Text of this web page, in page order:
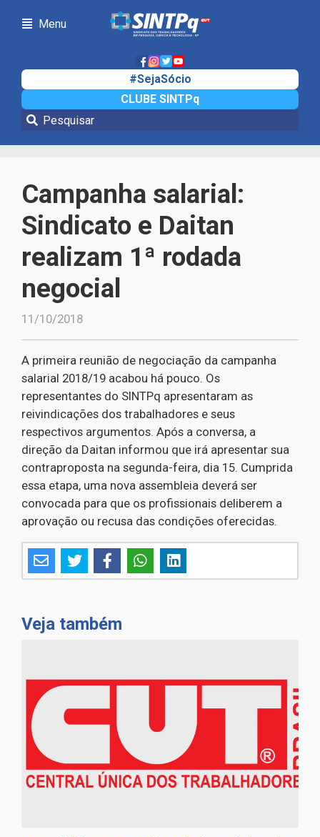
Menu
#SejaSócio
CLUBE SINTPq
Notícias
Campanha salarial:
Sindicato e Daitan
realizam 1ª rodada
negocial
11/10/2018
A primeira reunião de negociação da campanha
salarial 2018/19 acabou há pouco. Os
representantes do SINTPq apresentaram as
reivindicações dos trabalhadores e seus
respectivos argumentos. Após a conversa, a
direção da Daitan informou que irá apresentar sua
contraproposta na segunda-feira, dia 15. Cumprida
essa etapa, uma nova assembleia deverá ser
convocada para que os profissionais deliberem a
aprovação ou recusa das condições oferecidas.
Veja também